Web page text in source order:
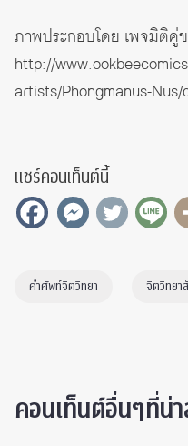
ภาพประกอบโดย เพจมิติคู่
http://
artists/Phongmanus-
แชร์คอนเท็นต์นี้
คำศัพท์จิตวิทยา จิตวิทยา
คอนเท็นต์อื่นๆที่น่า